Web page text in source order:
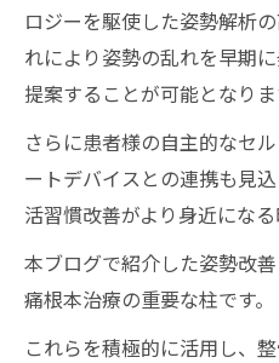
ロジーを駆使した姿勢解析
れにより姿勢の乱れを早期
提案することが可能となりま
さらに患者様の自主的なセ
ートデバイスとの連携も見
活習慣改善がより身近になる
本ブログで紹介した姿勢改
痛根本治療の重要な柱です。
これらを積極的に活用し、